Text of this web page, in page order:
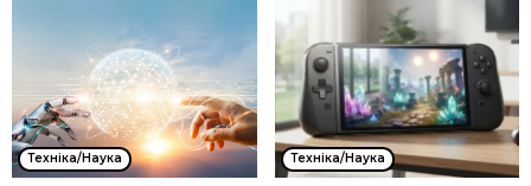
Техніка/Наука Техніка/Наука